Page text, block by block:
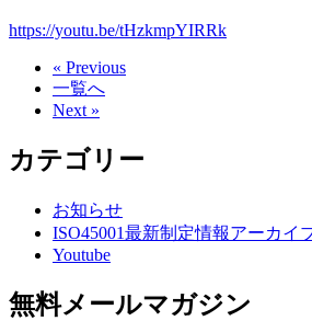
https://youtu.be/tHzkmpYIRRk
« Previous
一覧へ
Next »
カテゴリー
お知らせ
ISO45001最新制定情報アーカイ
Youtube
無料メールマガジン